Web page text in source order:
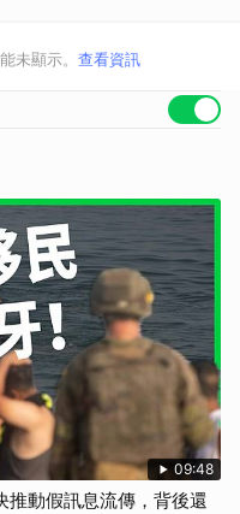
未顯示。 查看資訊
09:48
推動假訊息流傳，背後還